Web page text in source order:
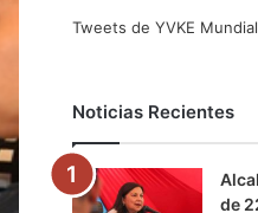
o
r
Tweets de YVKE Mundial
Noticias Recientes
de